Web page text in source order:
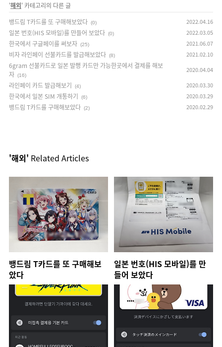
'해외' 카테고리의 다른 글
뱅드림 T카드를 또 구매해보았다 (0) 2022.04.16
일본 번호(HIS 모바일)를 만들어 보았다 (0) 2022.03.05
한국에서 구글페이를 써보자 (25) 2021.06.07
비자 라인페이 선불카드를 발급해보았다 (8) 2021.02.10
6gram 선불카드로 일본 발행 카드만 가능한곳에서 결제를 해보
자 (16)
2020.04.04
라인페이 카드 발급해보기 (4) 2020.03.30
한국에서 일본 SIM 개통하기 (6) 2020.03.29
뱅드림 T카드를 구매해보았다 (2) 2020.02.29
'해외' Related Articles
뱅드림 T카드를 또 구매해보
았다
일본 번호(HIS 모바일)를 만
들어 보았다